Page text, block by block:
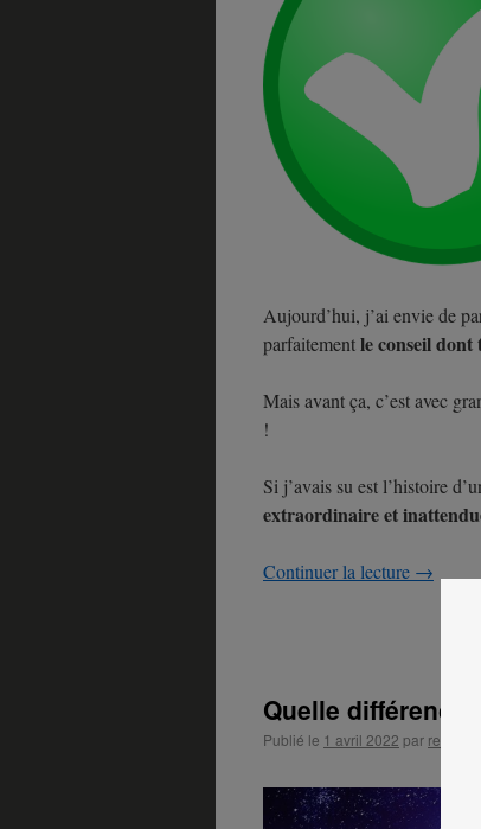
Aujourd’hui, j’ai envie de
parfaitementle conseil
Mais avant ça, c’est avec
!
Si j’avais su est l’histoire
extraordinaire et
Continuer la lecture →
Quelle différence
Publié le 1 avril 2022 par rebecca